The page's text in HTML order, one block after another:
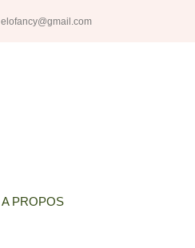
elofancy@gmail.com
A PROPOS